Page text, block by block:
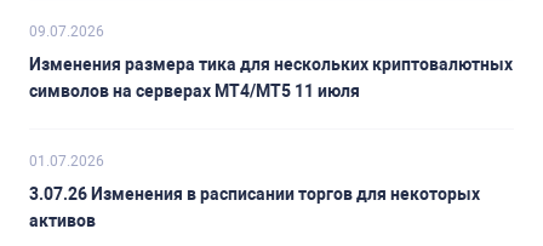
09.07.2026
Изменения размера тика для нескольких криптовалютных
символов на серверах MT4/MT5 11 июля
01.07.2026
3.07.26 Изменения в расписании торгов для некоторых
активов